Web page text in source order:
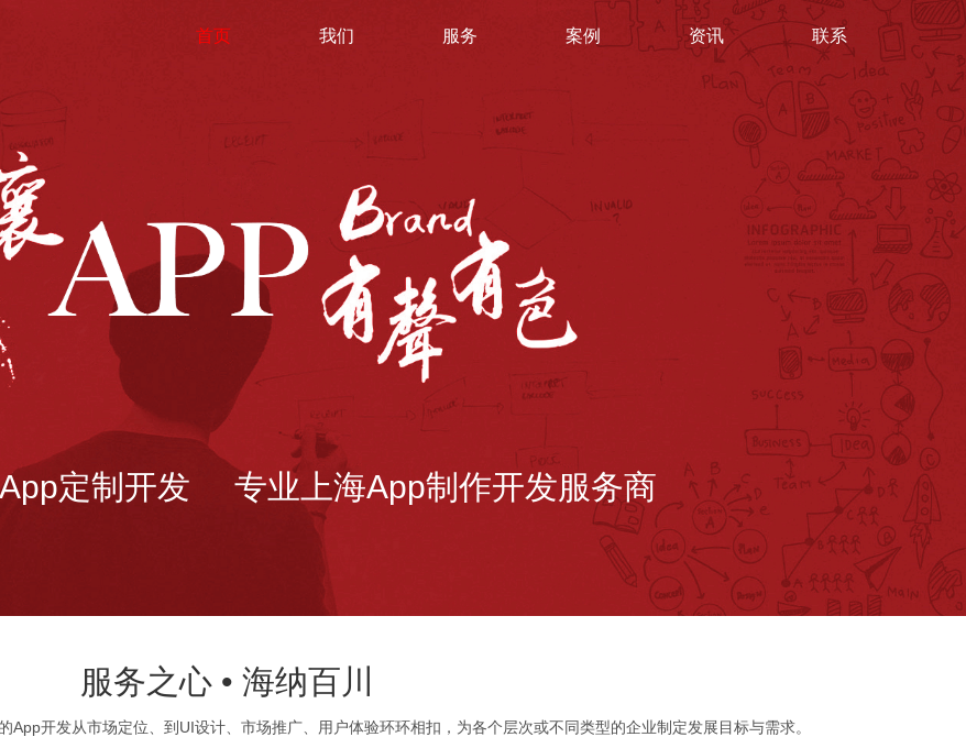
首页 我们 服务 案例 资讯 联系
定制开发 专业上海App制作开发服务商
服务之心 • 海纳百川
开发从市场定位、到UI设计、市场推广、用户体验环环相扣，为各个层次或不同类型的企业制定发展目标与需求。